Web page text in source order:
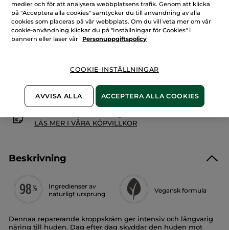
Kroppssmör
-
Reparerande
effekt
LÄGG I VARUKORGEN
100% nöjd eller pengarna tillbaka
LÄS MER I VÅRA KÖPVILLKOR
Beskrivning
Ingredienser av
naturligt ursprung
Vegansk formula
Dennaa reparerande kroppskräm ger intensiv och långvarig
näring till huden. Dag efter dag skyddar den huden mot
medier och för att analysera webbplatsens trafik. Genom att klicka
på "Acceptera alla cookies" samtycker du till användning av alla
cookies som placeras på vår webbplats. Om du vill veta mer om vår
cookie-användning klickar du på "Inställningar för Cookies" i
bannern eller läser vår
Personuppgiftspolicy
COOKIE-INSTÄLLNINGAR
AVVISA ALLA ACCEPTERA ALLA COOKIES